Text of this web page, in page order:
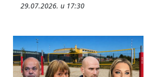
29.07.2026. u 17:30